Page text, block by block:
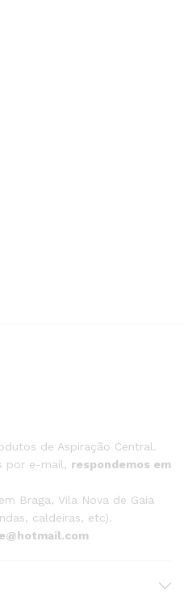
de Aspiração Central.
por e-mail, respondemos em
Braga, Vila Nova de Gaia
caldeiras, etc).